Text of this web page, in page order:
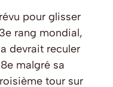
pour glisser
rang mondial,
devrait reculer
malgré sa
tour sur